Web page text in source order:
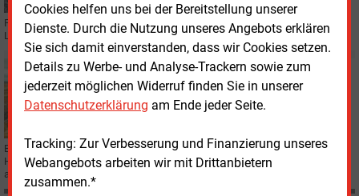
Cookies helfen uns bei der Bereitstellung unserer
Dienste. Durch die Nutzung unseres Angebots erklären
Sie sich damit einverstanden, dass wir Cookies setzen.
Details zu Werbe- und Analyse-Trackern sowie zum
jederzeit möglichen Widerruf finden Sie in unserer
Datenschutzerklärung am Ende jeder Seite.
Tracking: Zur Verbesserung und Finanzierung unseres
Webangebots arbeiten wir mit Drittanbietern
zusammen.*
Für den bis 2038 empfohlenen Kohle-Ausstieg sieht die NRW-
Landsregierung vor allem die Bundesregierung in der Pflicht.
Dienstag, 9.10.2018, 16:36
E&M BRAUNKOHLE
RWE will Kohleabbau im Bereich Hambach drosseln
Beim Energiekonzern RWE denkt man darüber nach, den Braunkohletagebau
Hambach zu drosseln. Gleichzeitig gibt es ein Kaufangebot für den
angrenzenden Hambacher Forst.